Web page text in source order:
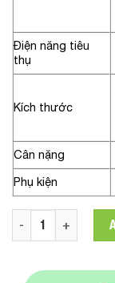
Điện năng tiêu
thụ
Kích thước
Cân nặng
Phụ kiện
Màn hình LG